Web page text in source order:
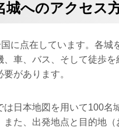
城へのアクセス
に点在しています。各城
、車、バス、そして徒歩を
があります。
は日本地図を用いて100名
また、出発地点と目的地（